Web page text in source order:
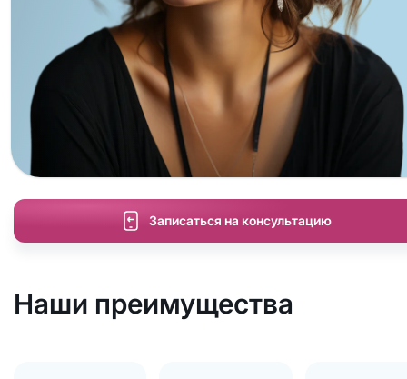
Записаться на консультацию
Наши преимущества